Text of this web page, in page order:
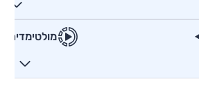
מולטימדיה